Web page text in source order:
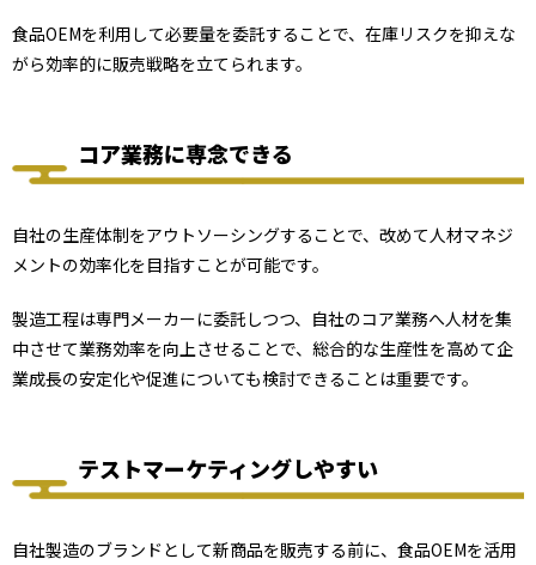
食品OEMを利用して必要量を委託することで、在庫リスクを抑えな
がら効率的に販売戦略を立てられます。
コア業務に専念できる
自社の生産体制をアウトソーシングすることで、改めて人材マネジ
メントの効率化を目指すことが可能です。
製造工程は専門メーカーに委託しつつ、自社のコア業務へ人材を集
中させて業務効率を向上させることで、総合的な生産性を高めて企
業成長の安定化や促進についても検討できることは重要です。
テストマーケティングしやすい
自社製造のブランドとして新商品を販売する前に、食品OEMを活用